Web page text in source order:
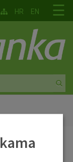
☰
HR EN